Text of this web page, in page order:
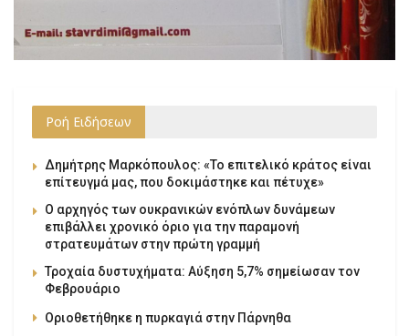
Ροή Ειδήσεων
Δημήτρης Μαρκόπουλος: «Το επιτελικό κράτος είναι
επίτευγμά μας, που δοκιμάστηκε και πέτυχε»
Ο αρχηγός των ουκρανικών ενόπλων δυνάμεων
επιβάλλει χρονικό όριο για την παραμονή
στρατευμάτων στην πρώτη γραμμή
Τροχαία δυστυχήματα: Αύξηση 5,7% σημείωσαν τον
Φεβρουάριο
Οριοθετήθηκε η πυρκαγιά στην Πάρνηθα